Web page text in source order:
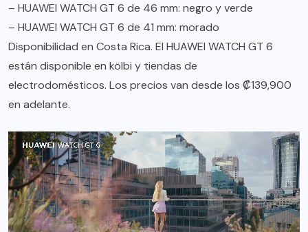
– HUAWEI WATCH GT 6 de 46 mm: negro y verde
– HUAWEI WATCH GT 6 de 41 mm: morado
Disponibilidad en Costa Rica. El HUAWEI WATCH GT 6
están disponible en kölbi y tiendas de
electrodomésticos. Los precios van desde los ₡139,900
en adelante.